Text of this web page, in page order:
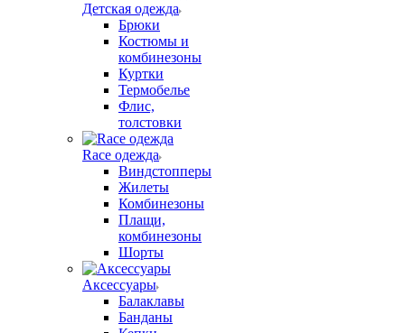
Детская одежда
Брюки
Костюмы и
комбинезоны
Куртки
Термобелье
Флис,
толстовки
Race одежда
Виндстопперы
Жилеты
Комбинезоны
Плащи,
комбинезоны
Шорты
Аксессуары
Балаклавы
Банданы